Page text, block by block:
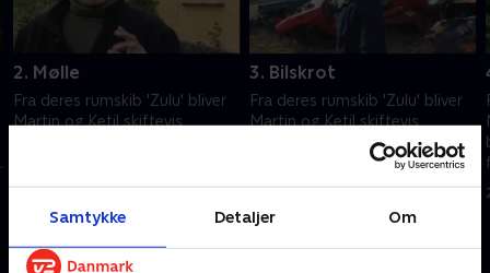
Samtykke Detaljer Om
2. Mølle
Fra deres rumskib 'Zulu' bliver
Martin og Ketil skiftevis
der er vigtigt at vide noget om,
31. august 2004 • 14 min
3. Bilskrot
Fra deres rumskib 'Zulu' bliver
Martin og Ketil skiftevis
beamet ned på Jorden for at
fortælle børnene om alt, hvad
der er vigtigt at vide noget om,
1. september 2004 • 14 min
Andre så også